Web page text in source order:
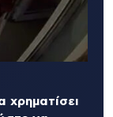
χρηματίσει